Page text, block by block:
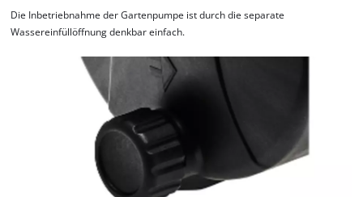
Die Inbetriebnahme der Gartenpumpe ist durch die separate
Wassereinfüllöffnung denkbar einfach.